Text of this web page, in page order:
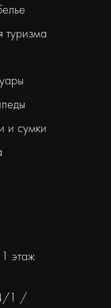
этаж
1 /
и сумки
туризма